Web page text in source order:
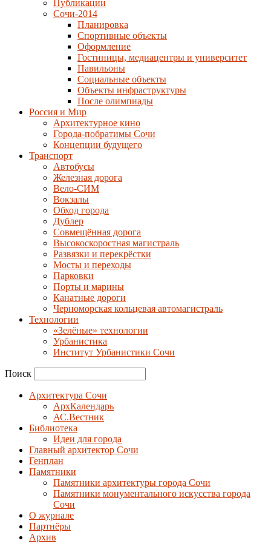
Публикации
Сочи-2014
Планировка
Спортивные объекты
Оформление
Гостиницы, медиацентры и университет
Павильоны
Социальные объекты
Объекты инфраструктуры
После олимпиады
Россия и Мир
Архитектурное кино
Города-побратимы Сочи
Концепции будущего
Транспорт
Автобусы
Железная дорога
Вело-СИМ
Вокзалы
Обход города
Дублер
Совмещённая дорога
Высокоскоростная магистраль
Развязки и перекрёстки
Мосты и переходы
Парковки
Порты и марины
Канатные дороги
Черноморская кольцевая автомагистраль
Технологии
«Зелёные» технологии
Урбанистика
Институт Урбанистики Сочи
Поиск
Архитектура Сочи
АрхКалендарь
АС.Вестник
Библиотека
Идеи для города
Главный архитектор Сочи
Генплан
Памятники
Памятники архитектуры города Сочи
Памятники монументального искусства города
Сочи
О журнале
Партнёры
Архив